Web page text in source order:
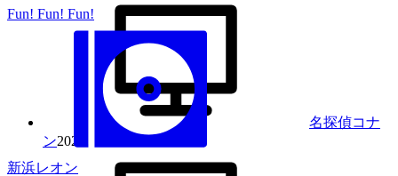
名探偵コナ
ン2021
Fun! Fun! Fun!
新浜レオン